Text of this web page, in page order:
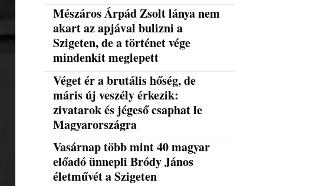
Mészáros Árpád Zsolt lánya nem
akart az apjával bulizni a
Szigeten, de a történet vége
mindenkit meglepett
Véget ér a brutális hőség, de
máris új veszély érkezik:
zivatarok és jégeső csaphat le
Magyarországra
Vasárnap több mint 40 magyar
előadó ünnepli Bródy János
életművét a Szigeten